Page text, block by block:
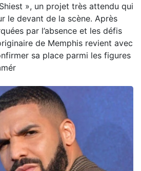
», un projet très attendu qui
le devant de la scène. Après
par l’absence et les défis
de Memphis revient avec
sa place parmi les figures